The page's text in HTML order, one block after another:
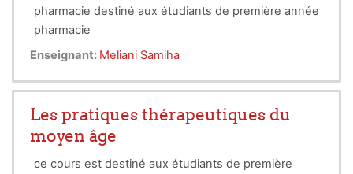
pharmacie destiné aux étudiants de première année
pharmacie
Enseignant: Meliani Samiha
Les pratiques thérapeutiques du
moyen âge
ce cours est destiné aux étudiants de première